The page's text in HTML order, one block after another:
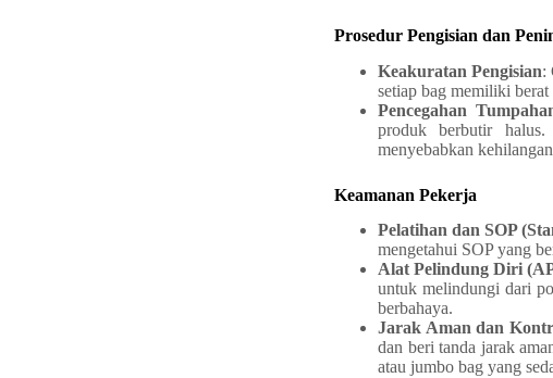
Prosedur Pengisian dan
Keakuratan Pengisian:
setiap bag memiliki
Pencegahan
produk berbutir
menyebabkan
Keamanan Pekerja
Pelatihan dan SOP
mengetahui SOP yang
Alat Pelindung Diri
untuk melindungi dari
berbahaya.
Jarak Aman dan
dan beri tanda jarak
atau jumbo bag yang